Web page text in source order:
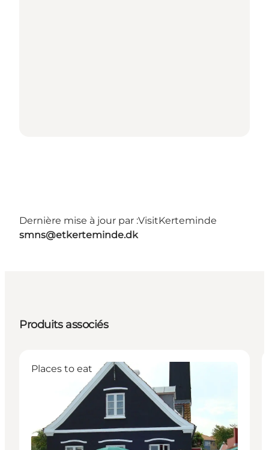
Dernière mise à jour par :VisitKerteminde
smns@etkerteminde.dk
Produits associés
Places to eat